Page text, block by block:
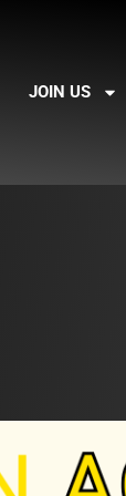
JOIN US